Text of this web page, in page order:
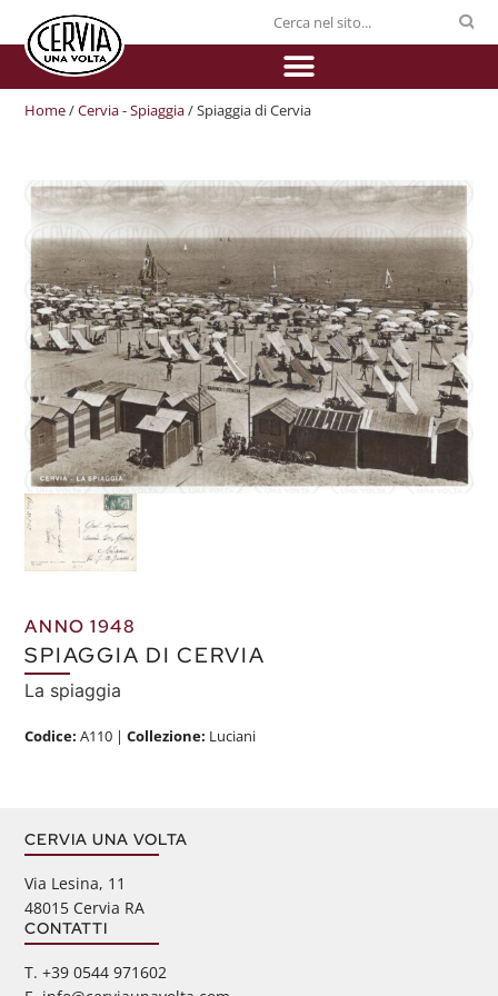
Home/Cervia - Spiaggia/ Spiaggia di Cervia
ANNO 1948
SPIAGGIA DI CERVIA
La spiaggia
Codice:A110 |Collezione: Luciani
CERVIA UNA VOLTA
Via Lesina, 11
48015 Cervia RA
CONTATTI
‭T. +39 0544 971602